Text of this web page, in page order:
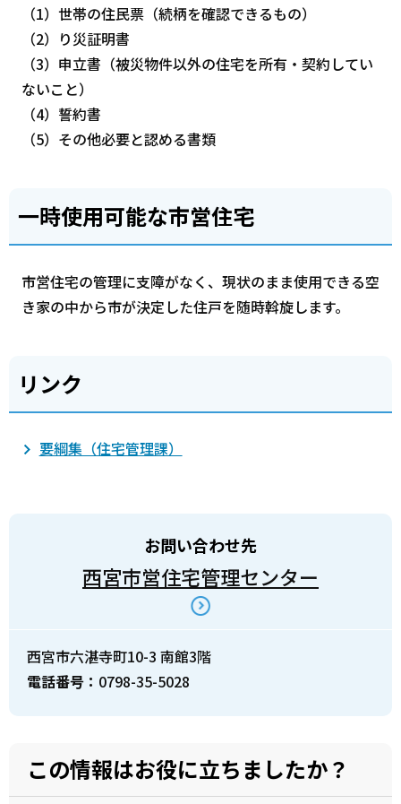
（1）世帯の住民票（続柄を確認できるもの）
（2）り災証明書
（3）申立書（被災物件以外の住宅を所有・契約してい
ないこと）
（4）誓約書
（5）その他必要と認める書類
一時使用可能な市営住宅
市営住宅の管理に支障がなく、現状のまま使用できる空
き家の中から市が決定した住戸を随時斡旋します。
リンク
要綱集（住宅管理課）
お問い合わせ先
西宮市営住宅管理センター
西宮市六湛寺町10-3 南館3階
電話番号： 0798-35-5028
この情報はお役に立ちましたか？